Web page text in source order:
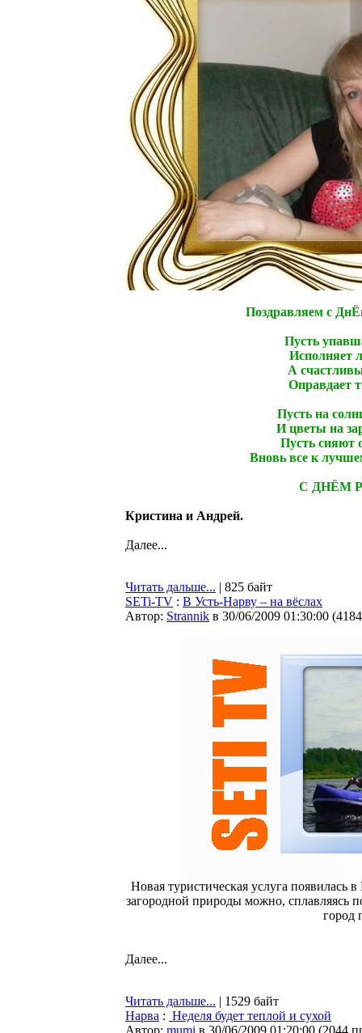
Поздравляем с
Пусть
Исполняет
А
Оправдает
Пусть на
И цветы на
Пусть сияют
Вновь все к
С ДНЁМ
Кристина и Андрей.
Далее...
Читать дальше... | 825 байт
SETi-TV : В Усть-Нарву – на вёслах
Автор: Strannik в 30/06/2009 01:30:00 (
Новая туристическая услуга появилась
загородной природы можно, сплавляясь
город
Далее...
Читать дальше... | 1529 байт
Нарва : Неделя будет теплой и сухой
Автор: mumi в 30/06/2009 01:20:00 (2044